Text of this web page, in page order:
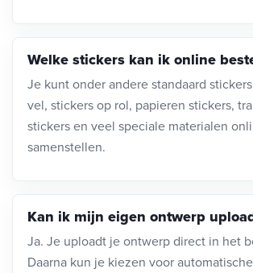
Welke stickers kan ik online
Je kunt onder andere standaard
vel, stickers op rol, papieren stickers,
stickers en veel speciale materialen
samenstellen.
Kan ik mijn eigen ontwerp
Ja. Je uploadt je ontwerp direct in het
Daarna kun je kiezen voor